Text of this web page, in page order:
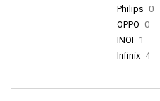
Philips 0
OPPO 0
INOI 1
Infinix 4